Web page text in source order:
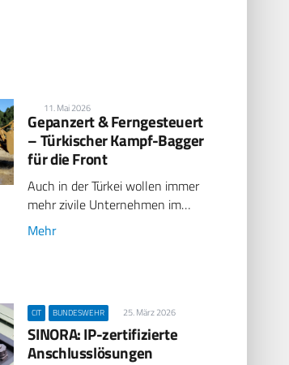
11. Mai 2026
Gepanzert & Ferngesteuert
– Türkischer Kampf-Bagger
für die Front
Auch in der Türkei wollen immer
mehr zivile Unternehmen im…
Mehr
CIT BUNDESWEHR 25. März 2026
SINORA: IP-zertifizierte
Anschlusslösungen